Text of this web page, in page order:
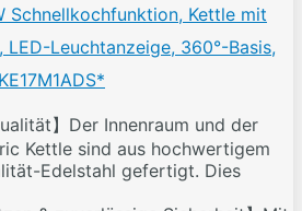
Schnellkochfunktion, Kettle mit
LED-Leuchtanzeige, 360°-Basis,
】Der Innenraum und der
Kettle sind aus hochwertigem
Edelstahl gefertigt. Dies